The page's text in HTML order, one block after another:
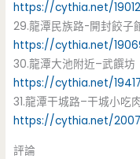
https://cythia.net/19012
29.龍潭民族路-開封餃子
https://cythia.net/
30.龍潭大池附近–武饌坊
https://cythia.net/19417
31.龍潭干城路–干城小吃
https://cythia.net/
評論